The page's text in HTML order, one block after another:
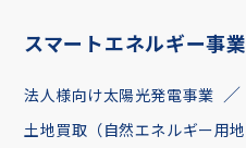
スマートエネルギー事業
法人様向け太陽光発電事業
土地買取（自然エネルギー用地